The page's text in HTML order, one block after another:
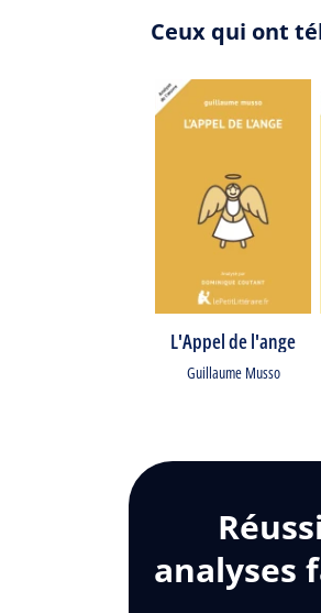
Ceux qui ont
L'Appel de l'ange
Guillaume Musso
analyses